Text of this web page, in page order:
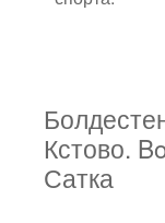
Кстово.
Сатка